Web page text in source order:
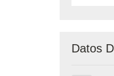
Datos